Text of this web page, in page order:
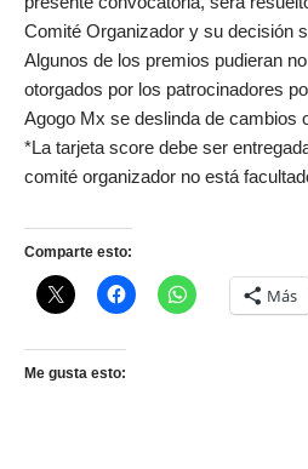
Comité Organizador y su decisión
Algunos de los premios pudieran
otorgados por los patrocinadores
Agogo Mx se deslinda de cambios
*La tarjeta score debe ser
comité organizador no está
Comparte esto:
Más
Me gusta esto: